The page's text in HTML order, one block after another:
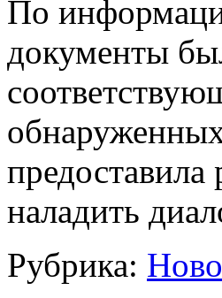
По
документы
наладить
Рубрика: